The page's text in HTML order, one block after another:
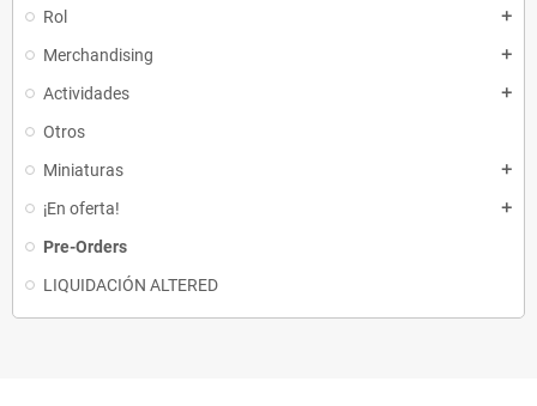
Rol add
Merchandising add
Actividades add
Otros
Miniaturas
add
¡En oferta! add
Pre-Orders
LIQUIDACIÓN ALTERED